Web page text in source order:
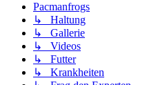
Pacmanfrogs
↳ Haltung
↳ Gallerie
↳ Videos
↳ Futter
↳ Krankheiten